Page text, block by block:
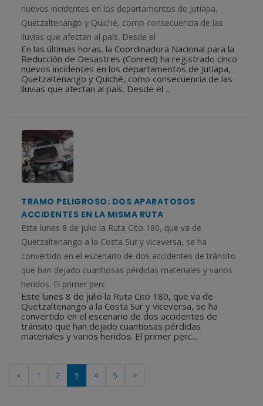
nuevos incidentes en los departamentos de Jutiapa,
Quetzaltenango y Quiché, como consecuencia de las
lluvias que afectan al país. Desde el
En las últimas horas, la Coordinadora Nacional para la
Reducción de Desastres (Conred) ha registrado cinco
nuevos incidentes en los departamentos de Jutiapa,
Quetzaltenango y Quiché, como consecuencia de las
lluvias que afectan al país. Desde el ...
TRAMO PELIGROSO: DOS APARATOSOS
ACCIDENTES EN LA MISMA RUTA
Este lunes 8 de julio la Ruta Cito 180, que va de
Quetzaltenango a la Costa Sur y viceversa, se ha
convertido en el escenario de dos accidentes de tránsito
que han dejado cuantiosas pérdidas materiales y varios
heridos. El primer perc
Este lunes 8 de julio la Ruta Cito 180, que va de
Quetzaltenango a la Costa Sur y viceversa, se ha
convertido en el escenario de dos accidentes de
tránsito que han dejado cuantiosas pérdidas
materiales y varios heridos. El primer perc...
< 1 2 3 4 5 >